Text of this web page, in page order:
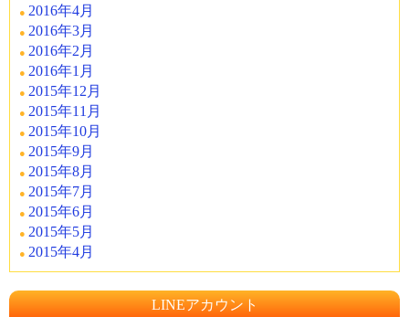
2016年4月
2016年3月
2016年2月
2016年1月
2015年12月
2015年11月
2015年10月
2015年9月
2015年8月
2015年7月
2015年6月
2015年5月
2015年4月
LINEアカウント